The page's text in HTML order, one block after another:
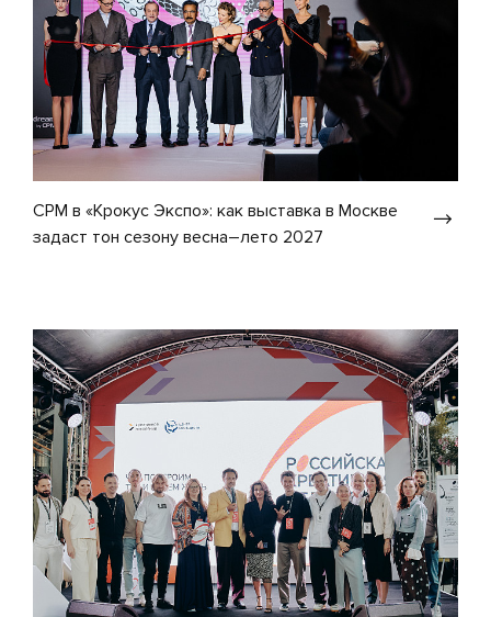
CPM в «Крокус Экспо»: как выставка в Москве
задаст тон сезону весна–лето 2027